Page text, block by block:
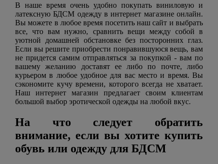
В наше время очень удобно покупать виниловую и
латексную БДСМ одежду в интернет магазине онлайн.
Вы можете в любое время посетить наш сайт и выбрать
все, что вам нужно, сравнить вещи между собой в
уютной домашней обстановке без посторонних глаз.
Если вы решите приобрести понравившуюся вещь, вам
не придется самим отправляться за покупкой - вам по
вашему желанию доставят ее либо по почте, либо
курьером в любое удобное для вас место и время. Вы
сэкономите кучу времени, которого всегда не хватает.
Наш интернет магазин предлагает своим клиентам
большой выбор эротической одежды на любой вкус.
На что следует обратить
внимание, если вы хотите купить
обувь или одежду для БДСМ